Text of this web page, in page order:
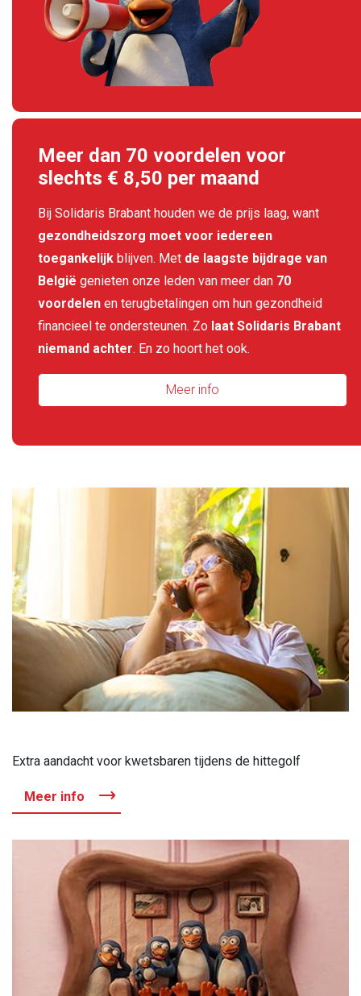
Meer dan 70 voordelen voor
slechts € 8,50 per maand
Bij Solidaris Brabant houden we de prijs laag, want
gezondheidszorg moet voor iedereen
toegankelijk blijven. Met de laagste bijdrage van
België genieten onze leden van meer dan 70
voordelen en terugbetalingen om hun gezondheid
financieel te ondersteunen. Zo laat Solidaris Brabant
niemand achter. En zo hoort het ook.
Meer info
Extra aandacht voor kwetsbaren tijdens de hittegolf
Meer info